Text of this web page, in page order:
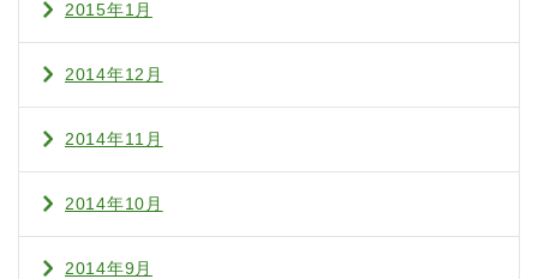
2015年1月
2014年12月
2014年11月
2014年10月
2014年9月